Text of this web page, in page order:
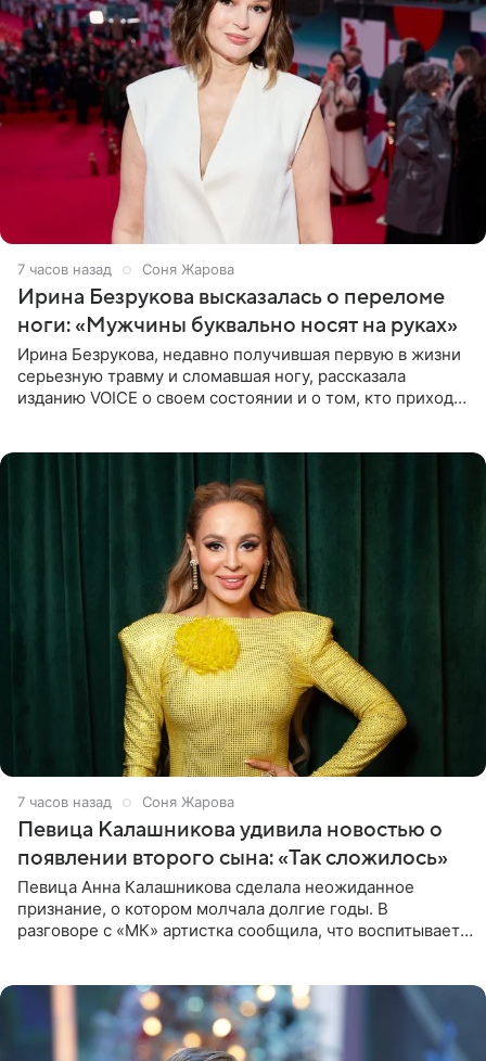
7 часов назад Соня Жарова
Ирина Безрукова высказалась о переломе
ноги: «Мужчины буквально носят на руках»
Ирина Безрукова, недавно получившая первую в жизни
серьезную травму и сломавшая ногу, рассказала
изданию VOICE о своем состоянии и о том, кто приходит
7 часов назад Соня Жарова
Певица Калашникова удивила новостью о
появлении второго сына: «Так сложилось»
Певица Анна Калашникова сделала неожиданное
признание, о котором молчала долгие годы. В
разговоре с «МК» артистка сообщила, что воспитывает